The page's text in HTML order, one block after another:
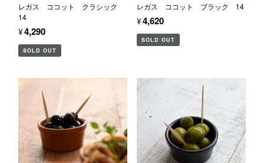
レガス ココット クラシック
14
¥4,290
SOLD OUT
レガス ココット ブラック 14
¥4,620
SOLD OUT